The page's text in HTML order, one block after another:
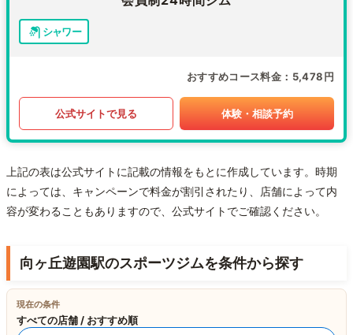
シャワー
おすすめコース料金 5,478円
公式サイトで見る 体験・相談予約
上記の表は公式サイトに記載の情報をもとに作成しています。時期
によっては、キャンペーンで料金が割引されたり、店舗によって内
容が変わることもありますので、公式サイトでご確認ください。
向ヶ丘遊園駅のスポーツジムを条件から探す
現在の条件
すべての店舗 / おすすめ順